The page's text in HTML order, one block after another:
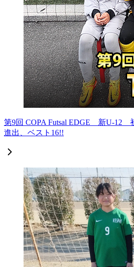
第9回 COPA Futsal EDGE 新U-12
進出、ベスト16!!